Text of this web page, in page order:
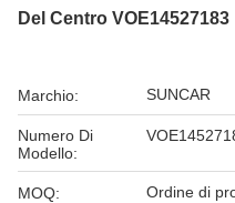
Del Centro VOE14527183
Marchio: SUNCAR
Numero Di
Modello:
MOQ: Ordine di